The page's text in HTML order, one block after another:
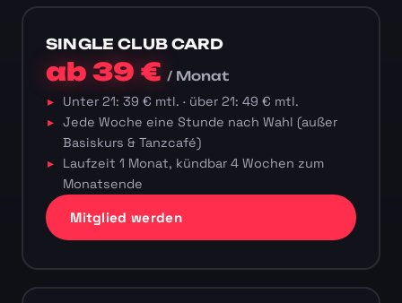
SINGLE CLUB CARD
ab 39 €/ Monat
Unter 21: 39 € mtl. · über 21: 49 € mtl.
Jede Woche eine Stunde nach Wahl (außer
Basiskurs & Tanzcafé)
Laufzeit 1 Monat, kündbar 4 Wochen zum
Monatsende
Mitglied werden